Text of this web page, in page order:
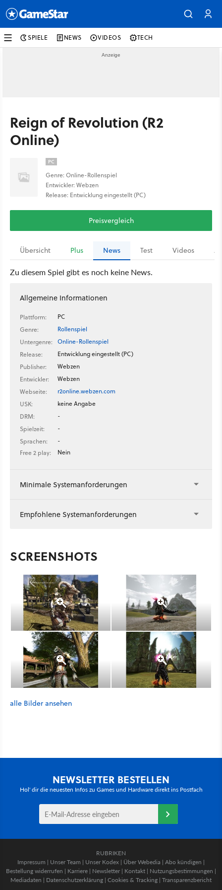
SPIELE NEWS VIDEOS TECH
Reign of Revolution (R2
Online)
PC
Genre: Online-Rollenspiel
Entwickler: Webzen
Release: Entwicklung eingestellt (PC)
Preisvergleich
Übersicht Plus News Test Videos
Zu diesem Spiel gibt es noch keine News.
Allgemeine Informationen
Plattform:
PC
Genre:
Rollenspiel
Untergenre:
Online-Rollenspiel
Release:
Entwicklung eingestellt (PC)
Publisher:
Webzen
Entwickler:
Webzen
Webseite:
r2online.webzen.com
USK:
keine Angabe
DRM:
-
Spielzeit:
-
Sprachen:
-
Free 2 play:
Nein
Minimale Systemanforderungen
Empfohlene Systemanforderungen
SCREENSHOTS
alle Bilder ansehen
NEWSLETTER BESTELLEN
Hol' dir die neuesten Infos zu Games und Hardware direkt ins Postfach
RUBRIKEN
Impressum | Unser Team | Unser Kodex | Über Webedia | Abo kündigen |
Bestellung widerrufen | Karriere | Newsletter | Kontakt | Nutzungsbestimmungen |
Mediadaten | Datenschutzerklärung | Cookies & Tracking | Transparenzbericht